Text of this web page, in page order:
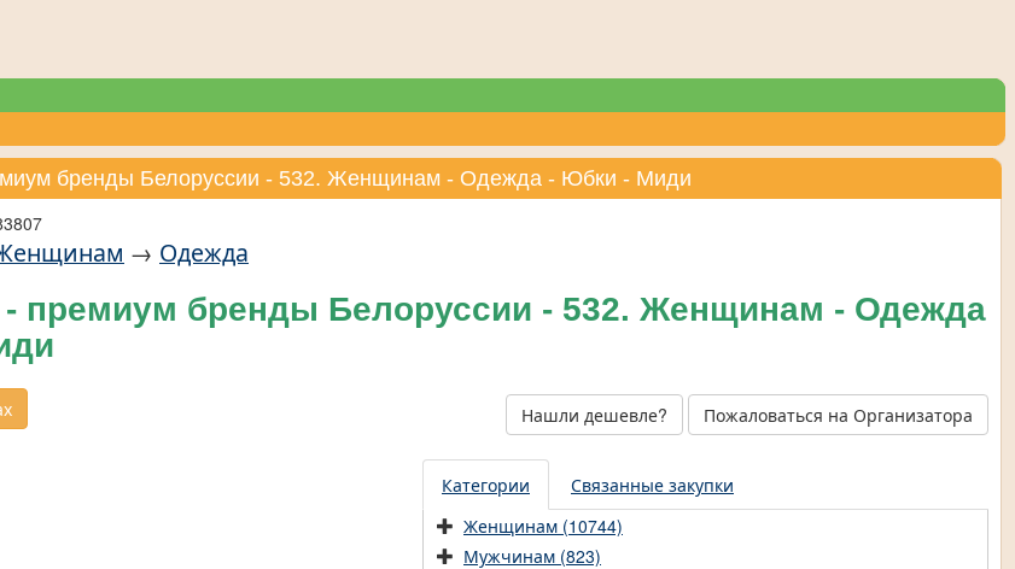
бренды Белоруссии - 532. Женщинам - Одежда - Юбки - Миди
→ Одежда
- премиум бренды Белоруссии - 532. Женщинам - Одежда
Нашли дешевле? Пожаловаться на Организатора
Категории
Связанные закупки
Женщинам (10744)
Мужчинам (823)